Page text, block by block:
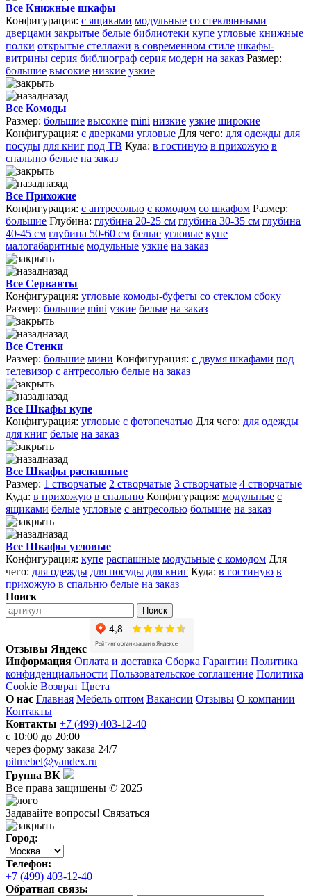
Все Книжные шкафы
Конфигурация: с ящиками модульные со стеклянными
дверцами закрытые белые библиотеки купе угловые книжные
полки открытые стеллажи в современном стиле шкафы-
витрины серия библиограф серия модерн на заказ Размер:
большие высокие низкие узкие
назад
Все Комоды
Размер: большие высокие mini низкие узкие широкие
Конфигурация: с дверками угловые Для чего: для одежды для
посуды для книг под ТВ Куда: в гостиную в прихожую в
спальню белые на заказ
назад
Все Прихожие
Конфигурация: с антресолью с комодом со шкафом Размер:
большие Глубина: глубина 20-25 см глубина 30-35 см глубина
40-45 см глубина 50-60 см белые угловые купе
малогабаритные модульные узкие на заказ
назад
Все Серванты
Конфигурация: угловые комоды-буфеты со стеклом сбоку
Размер: большие mini узкие белые на заказ
назад
Все Стенки
Размер: большие мини Конфигурация: с двумя шкафами под
телевизор с антресолью белые на заказ
назад
Все Шкафы купе
Конфигурация: угловые с фотопечатью Для чего: для одежды
для книг белые на заказ
назад
Все Шкафы распашные
Размер: 1 створчатые 2 створчатые 3 створчатые 4 створчатые
Куда: в прихожую в спальню Конфигурация: модульные с
ящиками белые угловые с антресолью большие на заказ
назад
Все Шкафы угловые
Конфигурация: купе распашные модульные с комодом Для
чего: для одежды для посуды для книг Куда: в гостиную в
прихожую в спальню белые на заказ
Поиск
Поиск
Отзывы Яндекс
Информация Оплата и доставка Сборка Гарантии Политика
конфиденциальности Пользовательское соглашение Политика
Cookie Возврат Цвета
О нас Главная Мебель оптом Вакансии Отзывы О компании
Контакты
Контакты +7 (499) 403-12-40
с 10:00 до 20:00
через форму заказа 24/7
pitmebel@yandex.ru
Группа ВК
Все права защищены © 2025
Задавайте вопросы! Связаться
Город:
Телефон:
+7 (499) 403-12-40
Обратная связь: